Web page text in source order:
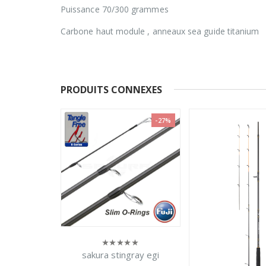
Puissance 70/300 grammes
Carbone haut module , anneaux sea guide titanium
PRODUITS CONNEXES
SAKURA YAKUSA